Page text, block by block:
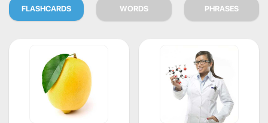
FLASHCARDS WORDS PHRASES